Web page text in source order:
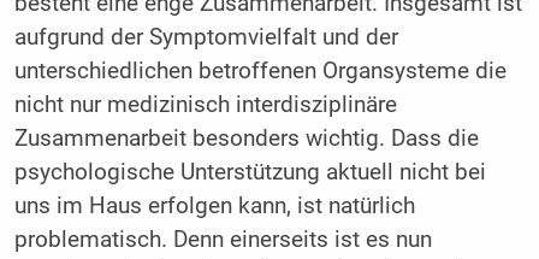
aufgrund der Symptomvielfalt und der
unterschiedlichen betroffenen Organsysteme die
nicht nur medizinisch interdisziplinäre
Zusammenarbeit besonders wichtig. Dass die
psychologische Unterstützung aktuell nicht bei
uns im Haus erfolgen kann, ist natürlich
problematisch. Denn einerseits ist es nun